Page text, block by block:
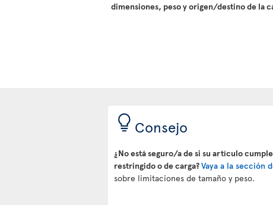
dimensiones, peso y origen/destino de la
Consejo
¿No está seguro/a de si su artículo
restringido o de carga?Vaya a la sección
sobre limitaciones de tamaño y peso.